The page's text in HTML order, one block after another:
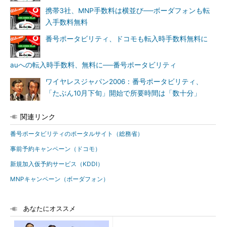
携帯3社、MNP手数料は横並び──ボーダフォンも転
入手数料無料
番号ポータビリティ、ドコモも転入時手数料無料に
auへの転入時手数料、無料に──番号ポータビリティ
ワイヤレスジャパン2006：番号ポータビリティ、
「たぶん10月下旬」開始で所要時間は「数十分」
関連リンク
番号ポータビリティのポータルサイト（総務省）
事前予約キャンペーン（ドコモ）
新規加入仮予約サービス（KDDI）
MNPキャンペーン（ボーダフォン）
あなたにオススメ